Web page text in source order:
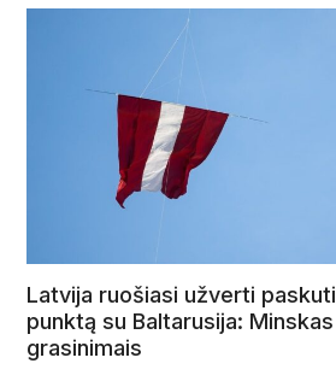
Latvija ruošiasi užverti
punktą su Baltarusija:
grasinimais